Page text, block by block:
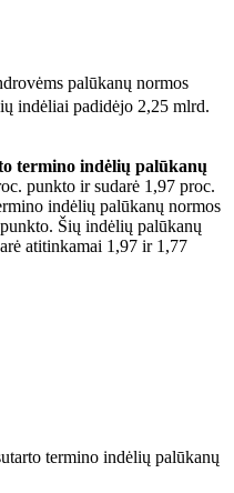
palūkanų normos
termino indėlių palūkanų
punkto ir sudarė 1,97 proc.
indėlių palūkanų normos
Šių indėlių palūkanų
atitinkamai 1,97 ir 1,77
termino indėlių palūkanų